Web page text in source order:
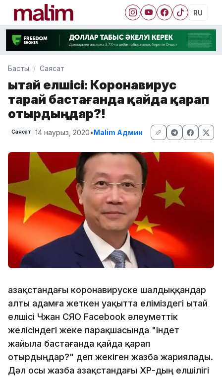
RU
Басты Саясат
Қытай елшісі: Коронавирус
тарай бастағанда қайда қарап
отырдыңдар?!
Саясат 14 наурыз, 2020•Malim Админ
Қазақстандағы коронавируске шалдыққандар
алты адамға жеткен уақытта еліміздегі Қытай
елшісі Чжан СЯО Facebook әлеуметтік
желісіндегі жеке парақшасында "індет
жайыла бастағанда қайда қарап
отырдыңдар?" деп жекіген жазба жариялады.
Дәл осы жазба Қазақстандағы ҚХР-дың елшілігі